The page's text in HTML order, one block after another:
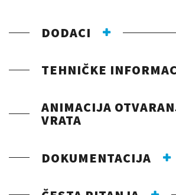
DODACI
TEHNIČKE
ANIMACIJA
VRATA
DOKUMENTACIJA